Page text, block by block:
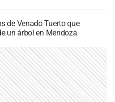
de Venado Tuerto que
un árbol en Mendoza